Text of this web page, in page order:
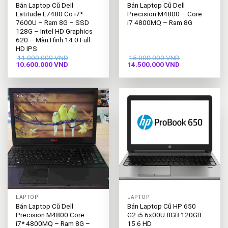
Bán Laptop Cũ Dell
Latitude E7480 Co i7*
7600U – Ram 8G – SSD
128G – Intel HD Graphics
620 – Màn Hình 14.0 Full
HD IPS
11.000.000VND
Giá
là:
10.600.000VND
tại
10.600.000 VND.
Bán Laptop Cũ Dell
Precision M4800 – Core
i7 4800MQ – Ram 8G
15.000.000VND
Giá
là:
14.500.000VND
tại
14.500.000
LAPTOP
Bán Laptop Cũ Dell
Precision M4800 Core
i7* 4800MQ – Ram 8G –
LAPTOP
Bán Laptop Cũ HP 650
G2 i5 6x00U 8GB 120GB
15.6 HD